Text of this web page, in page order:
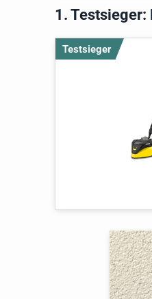
1. Testsieger:
Testsieger